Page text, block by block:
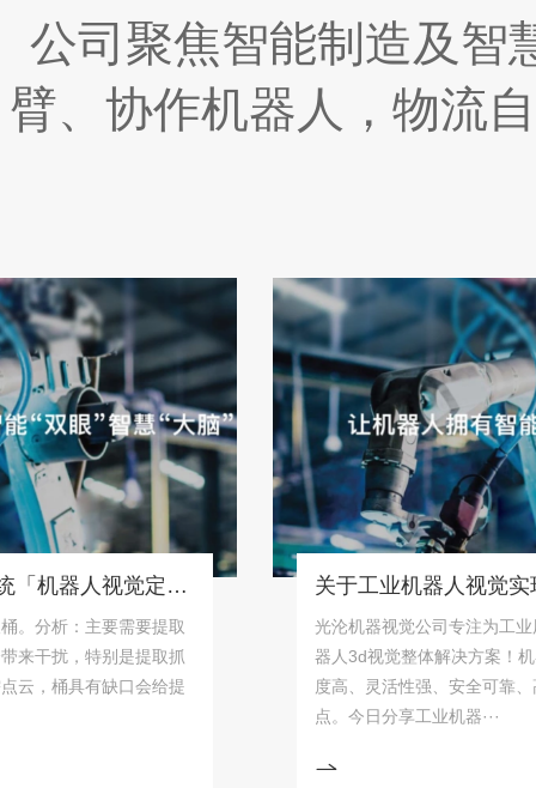
公司聚焦智能制造及智
臂、协作机器人，物流
桶状物体识别抓取系统「机器人视觉定位抓取解决方案」
：主要需要提取
，特别是提取抓
具有缺口会给提
光沦机器视觉公司专注为工业用户
器人3d视觉整体解决方案！机器视
度高、灵活性强、安全可靠、高效
点。今日分享工业机器···